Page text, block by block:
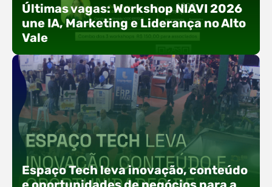
Últimas vagas: Workshop NIAVI 2026
une IA, Marketing e Liderança no Alto
Vale
Com o objetivo de impulsionar a produtividade, a
presença digital e a gestão nas empresas do
Alto Vale, o Núcleo de Tecnologia da Informação
Espaço Tech leva inovação, conteúdo